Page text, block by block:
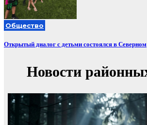
Общество
Открытый диалог с детьми состоялся в Северном